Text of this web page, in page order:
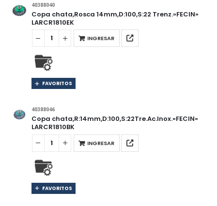
40388040
Copa chata,Rosca 14mm,D:100,S:22 Trenz.»FECIN»
LARCR1810EK
INGRESAR
FAVORITOS
40388046
Copa chata,R:14mm,D:100,S:22Tre.Ac.Inox.»FECIN»
LARCR1810BK
INGRESAR
FAVORITOS